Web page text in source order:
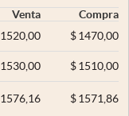
Venta
Compra
1520,00 $1470,00
1530,00 $1510,00
1576,16 $1571,86